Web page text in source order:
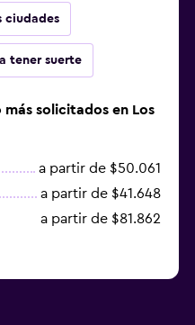
ciudades
tener suerte
solicitados en Los
a partir de $50.061
a partir de $41.648
a partir de $81.862